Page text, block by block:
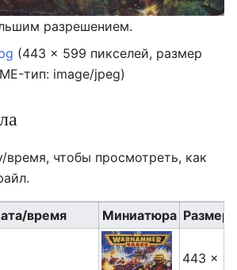
разрешением.
(443 × 599 пикселей, размер
тип: image/jpeg)
время, чтобы просмотреть, как
время Миниатюра
443 ×